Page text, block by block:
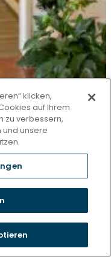
klicken,
auf Ihrem
zu verbessern,
und unsere